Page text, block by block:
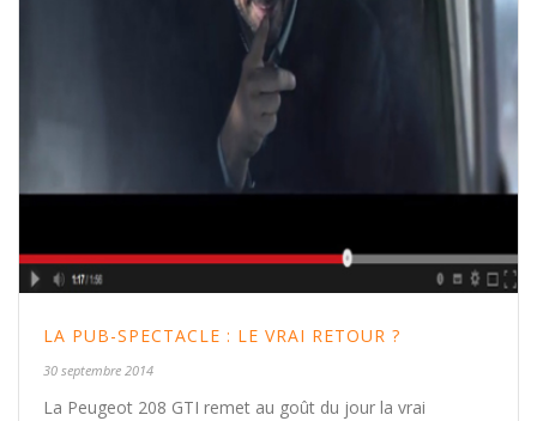
LA PUB-SPECTACLE : LE VRAI RETOUR ?
30 septembre 2014
La Peugeot 208 GTI remet au goût du jour la vrai